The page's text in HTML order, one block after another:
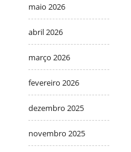
maio 2026
abril 2026
março 2026
fevereiro 2026
dezembro 2025
novembro 2025